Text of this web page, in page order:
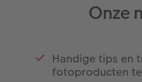
Onze
Handige tips en
fotoproducten